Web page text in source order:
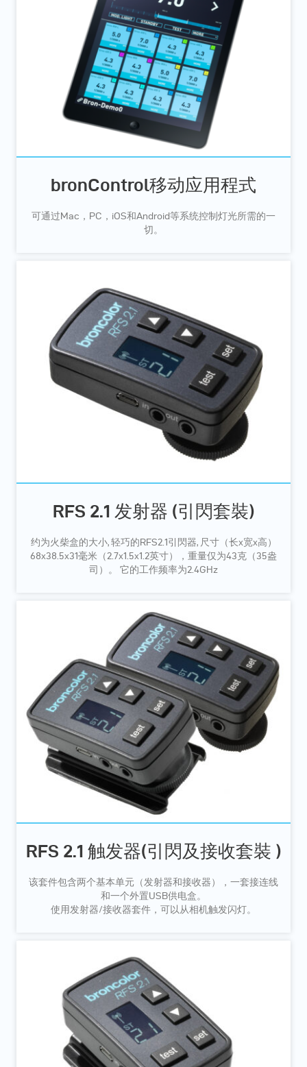
bronControl移动应用程式
可通过Mac，PC，iOS和Android等系统控制灯光所需的一
切。
RFS 2.1 发射器 (引閃套裝)
约为火柴盒的大小, 轻巧的RFS2.1引閃器, 尺寸（长x宽x高）
68x38.5x31毫米（2.7x1.5x1.2英寸），重量仅为43克（35盎
司）。 它的工作频率为2.4GHz
RFS 2.1 触发器(引閃及接收套裝 )
该套件包含两个基本单元（发射器和接收器），一套接连线
和一个外置USB供电盒。
使用发射器/接收器套件，可以从相机触发闪灯。